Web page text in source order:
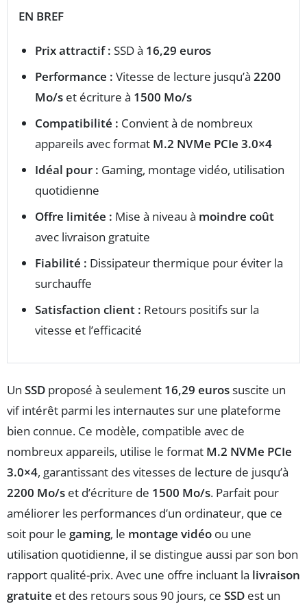
EN BREF
Prix attractif : SSD à 16,29 euros
Performance : Vitesse de lecture jusqu’à 2200
Mo/s et écriture à 1500 Mo/s
Compatibilité : Convient à de nombreux
appareils avec format M.2 NVMe PCIe 3.0×4
Idéal pour : Gaming, montage vidéo, utilisation
quotidienne
Offre limitée : Mise à niveau à moindre coût
avec livraison gratuite
Fiabilité : Dissipateur thermique pour éviter la
surchauffe
Satisfaction client : Retours positifs sur la
vitesse et l’efficacité
Un SSD proposé à seulement 16,29 eurossuscite un
vif intérêt parmi les internautes sur une plateforme
bien connue. Ce modèle, compatible avec de
nombreux appareils, utilise le format M.2 NVMe PCIe
3.0×4, garantissant des vitesses de lecture de jusqu’à
2200 Mo/s et d’écriture de 1500 Mo/s. Parfait pour
améliorer les performances d’un ordinateur, que ce
soit pour le gaming, le montage vidéo ou une
utilisation quotidienne, il se distingue aussi par son bon
rapport qualité-prix. Avec une offre incluant la livraison
gratuite et des retours sous 90 jours, ce SSD est un